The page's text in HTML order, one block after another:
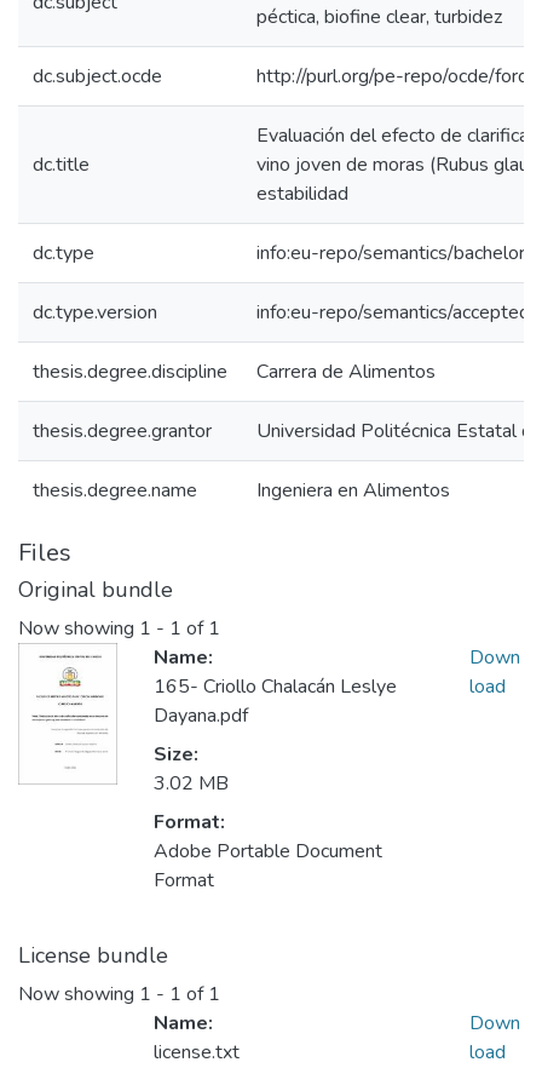
péctica, biofine clear, turbidez
dc.subject.ocde http://purl.org/pe-repo/ocde/
dc.title
Evaluación del efecto de
vino joven de moras (Rubus
estabilidad
dc.type info:eu-repo/semantics/
dc.type.version info:eu-repo/semantics/
thesis.degree.discipline Carrera de Alimentos
thesis.degree.grantor Universidad Politécnica Estatal
thesis.degree.name Ingeniera en Alimentos
Files
Original bundle
Now showing 1 - 1 of 1
Name:
165- Criollo Chalacán Leslye
Dayana.pdf
Size:
3.02 MB
Format:
Adobe Portable Document
Format
Down
load
License bundle
Now showing 1 - 1 of 1
Name:
license.txt
Down
load